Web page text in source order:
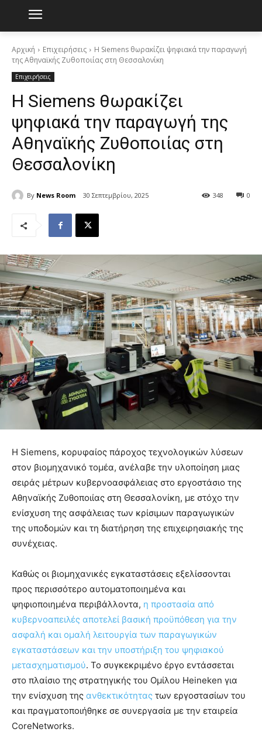
Αρχική Επιχειρήσεις
Η Siemens θωρακίζει ψηφιακά την παραγωγή
της Αθηναϊκής Ζυθοποιίας στη Θεσσαλονίκη
Επιχειρήσεις
Η Siemens θωρακίζει
ψηφιακά την παραγωγή της
Αθηναϊκής Ζυθοποιίας στη
Θεσσαλονίκη
By News Room 30 Σεπτεμβρίου, 2025 0
348
Η Siemens, κορυφαίος πάροχος τεχνολογικών λύσεων
στον βιομηχανικό τομέα, ανέλαβε την υλοποίηση μιας
σειράς μέτρων κυβερνοασφάλειας στο εργοστάσιο της
Αθηναϊκής Ζυθοποιίας στη Θεσσαλονίκη, με στόχο την
ενίσχυση της ασφάλειας των κρίσιμων παραγωγικών
της υποδομών και τη διατήρηση της επιχειρησιακής της
συνέχειας.
Καθώς οι βιομηχανικές εγκαταστάσεις εξελίσσονται
προς περισσότερο αυτοματοποιημένα και
ψηφιοποιημένα περιβάλλοντα, η προστασία από
κυβερνοαπειλές αποτελεί βασική προϋπόθεση για την
ασφαλή και ομαλή λειτουργία των παραγωγικών
εγκαταστάσεων και την υποστήριξη του ψηφιακού
μετασχηματισμού. Το συγκεκριμένο έργο εντάσσεται
στο πλαίσιο της στρατηγικής του Ομίλου Heineken για
την ενίσχυση της ανθεκτικότητας των εργοστασίων του
και πραγματοποιήθηκε σε συνεργασία με την εταιρεία
CoreNetworks.